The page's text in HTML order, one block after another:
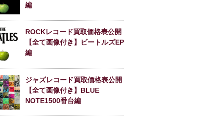
編
ROCKレコード買取価格表公開
【全て画像付き】ビートルズEP
編
ジャズレコード買取価格表公開
【全て画像付き】BLUE
NOTE1500番台編